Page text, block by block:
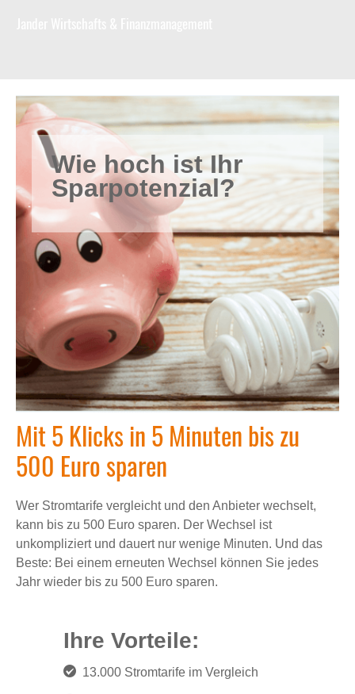
Wie hoch ist Ihr
Sparpotenzial?
Mit 5 Klicks in 5 Minuten bis zu
500 Euro sparen
Wer Stromtarife vergleicht und den Anbieter wechselt,
kann bis zu 500 Euro sparen. Der Wechsel ist
unkompliziert und dauert nur wenige Minuten. Und das
Beste: Bei einem erneuten Wechsel können Sie jedes
Jahr wieder bis zu 500 Euro sparen.
Ihre Vorteile:
13.000 Stromtarife im Vergleich
Datenschutzerklärung